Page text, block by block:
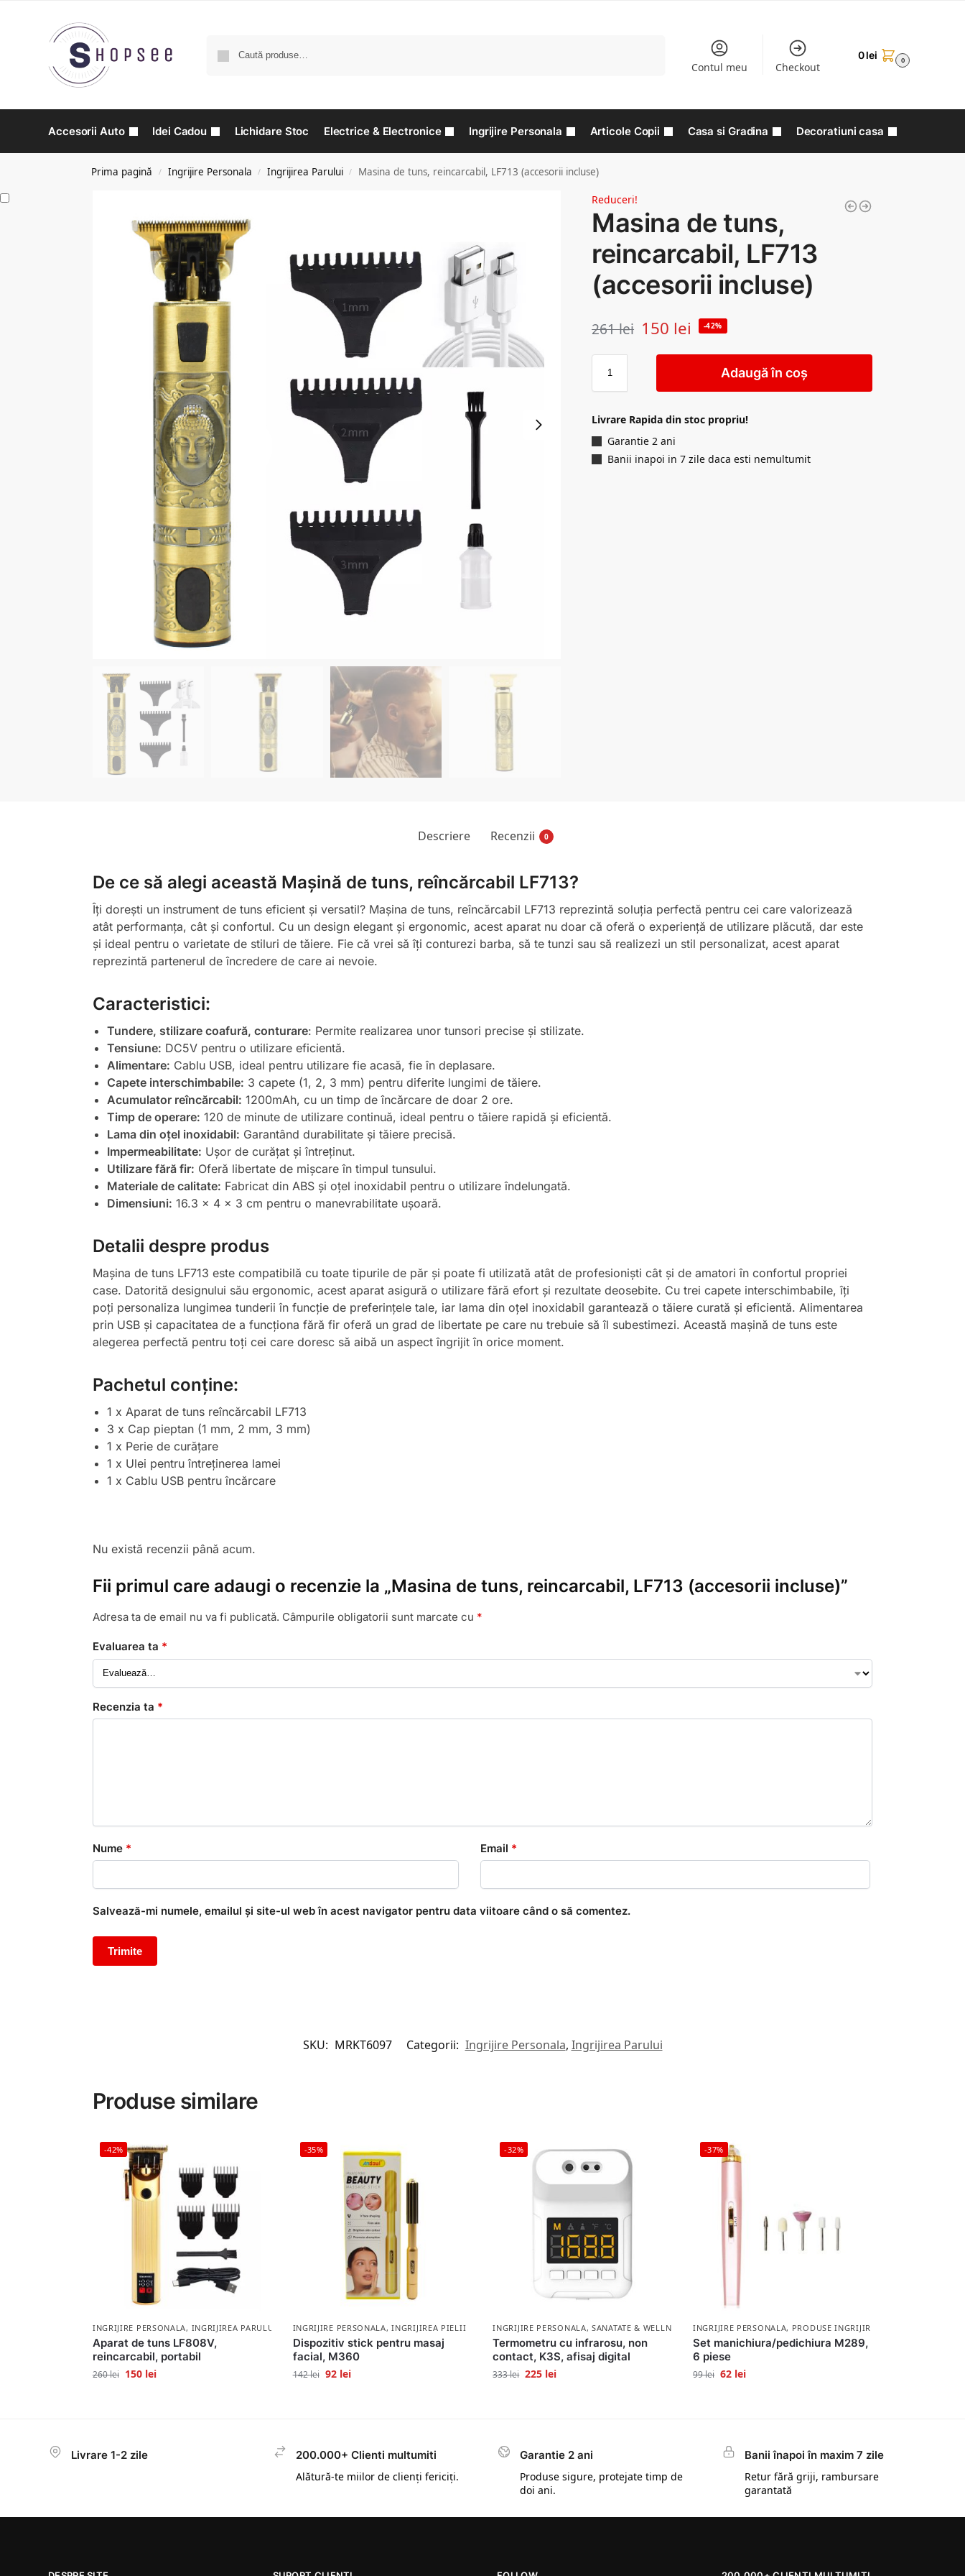
Contul meu Checkout
0lei 0
Accesorii Auto Idei Cadou Lichidare Stoc Electrice & Electronice Ingrijire Personala Articole Copii Casa si Gradina Decoratiuni casa
Prima pagină / Ingrijire Personala / Ingrijirea Parului / Masina de tuns, reincarcabil, LF713 (accesorii incluse)
Reduceri!
Masina de tuns,
reincarcabil, LF713
(accesorii incluse)
261lei 150 lei -42%
Adaugă în coș
Livrare Rapida din stoc propriu!
Garantie 2 ani
Banii inapoi in 7 zile daca esti nemultumit
Descriere Recenzii 0
De ce să alegi această Mașină de tuns, reîncărcabil LF713?
Îți dorești un instrument de tuns eficient și versatil? Mașina de tuns, reîncărcabil LF713 reprezintă soluția perfectă pentru cei care valorizează
atât performanța, cât și confortul. Cu un design elegant și ergonomic, acest aparat nu doar că oferă o experiență de utilizare plăcută, dar este
și ideal pentru o varietate de stiluri de tăiere. Fie că vrei să îți conturezi barba, să te tunzi sau să realizezi un stil personalizat, acest aparat
reprezintă partenerul de încredere de care ai nevoie.
Caracteristici:
Tundere, stilizare coafură, conturare: Permite realizarea unor tunsori precise și stilizate.
Tensiune: DC5V pentru o utilizare eficientă.
Alimentare: Cablu USB, ideal pentru utilizare fie acasă, fie în deplasare.
Capete interschimbabile: 3 capete (1, 2, 3 mm) pentru diferite lungimi de tăiere.
Acumulator reîncărcabil: 1200mAh, cu un timp de încărcare de doar 2 ore.
Timp de operare: 120 de minute de utilizare continuă, ideal pentru o tăiere rapidă și eficientă.
Lama din oțel inoxidabil: Garantând durabilitate și tăiere precisă.
Impermeabilitate: Ușor de curățat și întreținut.
Utilizare fără fir: Oferă libertate de mișcare în timpul tunsului.
Materiale de calitate: Fabricat din ABS și oțel inoxidabil pentru o utilizare îndelungată.
Dimensiuni: 16.3 x 4 x 3 cm pentru o manevrabilitate ușoară.
Detalii despre produs
Mașina de tuns LF713 este compatibilă cu toate tipurile de păr și poate fi utilizată atât de profesioniști cât și de amatori în confortul propriei
case. Datorită designului său ergonomic, acest aparat asigură o utilizare fără efort și rezultate deosebite. Cu trei capete interschimbabile, îți
poți personaliza lungimea tunderii în funcție de preferințele tale, iar lama din oțel inoxidabil garantează o tăiere curată și eficientă. Alimentarea
prin USB și capacitatea de a funcționa fără fir oferă un grad de libertate pe care nu trebuie să îl subestimezi. Această mașină de tuns este
alegerea perfectă pentru toți cei care doresc să aibă un aspect îngrijit în orice moment.
Pachetul conține:
1 x Aparat de tuns reîncărcabil LF713
3 x Cap pieptan (1 mm, 2 mm, 3 mm)
1 x Perie de curățare
1 x Ulei pentru întreținerea lamei
1 x Cablu USB pentru încărcare
Nu există recenzii până acum.
Fii primul care adaugi o recenzie la „Masina de tuns, reincarcabil, LF713 (accesorii incluse)”
Adresa ta de email nu va fi publicată. Câmpurile obligatorii sunt marcate cu *
Evaluarea ta *
Recenzia ta *
Nume * Email *
Salvează-mi numele, emailul și site-ul web în acest navigator pentru data viitoare când o să comentez.
SKU: MRKT6097 Categorii: Ingrijire Personala, Ingrijirea Parului
Produse similare
-42%
INGRIJIRE PERSONALA, INGRIJIREA PARULUI
Aparat de tuns LF808V,
reincarcabil, portabil
260lei 150 lei
-35%
INGRIJIRE PERSONALA,INGRIJIREA PIELII
Dispozitiv stick pentru masaj
facial, M360
142lei 92 lei
-32%
INGRIJIRE PERSONALA,SANATATE & WELLNESS
Termometru cu infrarosu, non
contact, K3S, afisaj digital
333lei 225 lei
-37%
INGRIJIRE PERSONALA, PRODUSE INGRIJIRE PERSONALA
Set manichiura/pedichiura M289,
6 piese
99lei 62 lei
Livrare 1-2 zile
200.000+ Clienti multumiti
Alătură-te miilor de clienți fericiți.
Garantie 2 ani
Produse sigure, protejate timp de
doi ani.
Banii înapoi în maxim 7 zile
Retur fără griji, rambursare
garantată